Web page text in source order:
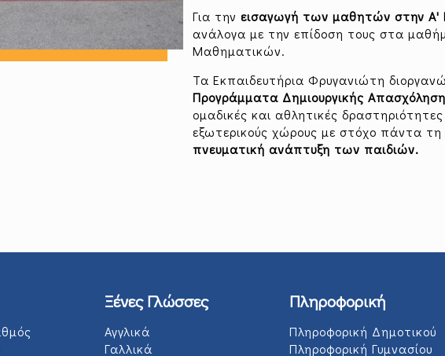
Για την εισαγωγή των μαθητών στην Α'
ανάλογα με την επίδοση τους στα
Μαθηματικών.
Τα Εκπαιδευτήρια Φρυγανιώτη
Προγράμματα Δημιουργικής
ομαδικές και αθλητικές
εξωτερικούς χώρους με στόχο πάντα
πνευματική ανάπτυξη των παιδιών.
Ξένες Γλώσσες
Αγγλικά
Γαλλικά
Πληροφορική
Πληροφορική Δημοτικού
Πληροφορική Γυμνασίου